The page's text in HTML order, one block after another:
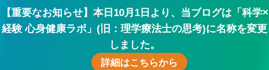
【重要なお知らせ】本日10月1日より、当ブログは「科学×
経験 心身健康ラボ」(旧：理学療法士の思考)に名称を変更
しました。
詳細はこちらから